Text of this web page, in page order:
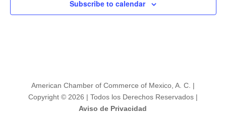
Subscribe to calendar
American Chamber of Commerce of Mexico, A. C. |
Copyright © 2026 | Todos los Derechos Reservados |
Aviso de Privacidad